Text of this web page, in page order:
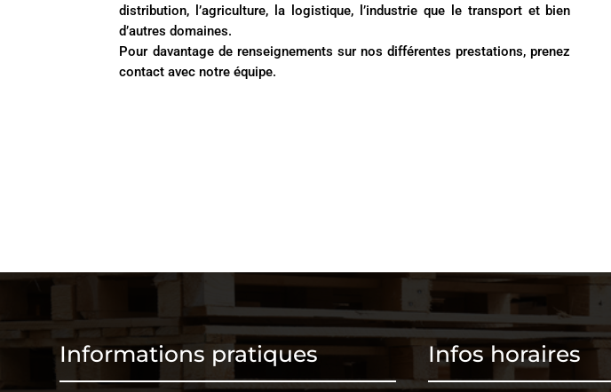
distribution, l’agriculture, la logistique, l’industrie que le transport et bien
d’autres domaines.
Pour davantage de renseignements sur nos différentes prestations, prenez
contact avec notre équipe.
Informations pratiques Infos horaires